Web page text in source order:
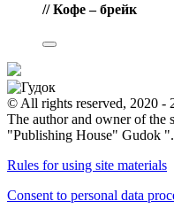
// Кофе – брейк
© All rights reserved, 2020 -
The author and owner of
"Publishing House" Gudok ".
Rules for using site materials
Consent to personal data